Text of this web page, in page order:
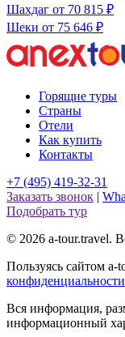
Шахдаг от 70 815 ₽
Шеки от 75 646 ₽
Горящие туры
Страны
Отели
Как купить
Контакты
+7 (495) 419-32-31
Заказать звонок |
Подобрать тур
© 2026 a-tour.travel.
Пользуясь сайтом a-
конфиденциальности
Вся информация,
информационный